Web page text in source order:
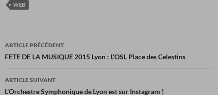
WEB
Navigation
des
articles
ARTICLE PRÉCÉDENT
FETE DE LA MUSIQUE 2015 Lyon : L’OSL Place des Celestins
ARTICLE SUIVANT
L’Orchestre Symphonique de Lyon est sur Instagram !